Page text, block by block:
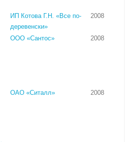
ИП Котова Г.Н. «Все по-
деревенски»
2008
ООО «Сантос» 2008
ОАО «Ситалл» 2008